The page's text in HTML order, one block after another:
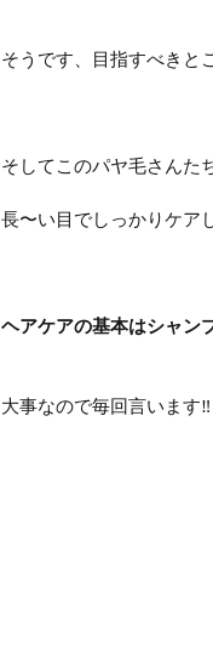
そうです、目指すべきと
そしてこのパヤ毛さんた
長〜い目でしっかりケア
ヘアケアの基本はシャン
大事なので毎回言います‼️